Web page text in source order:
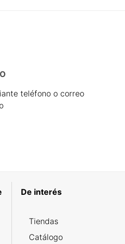
teléfono o correo
De interés
Tiendas
Catálogo